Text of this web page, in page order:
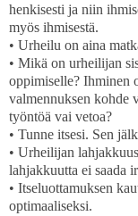
henkisesti ja niin
myös ihmisestä.
• Urheilu on aina
• Mikä on urheilijan
oppimiselle? Ihminen
valmennuksen kohde
työntöä vai vetoa?
• Tunne itsesi. Sen
• Urheilijan
lahjakkuutta ei saada
• Itseluottamuksen
optimaaliseksi.